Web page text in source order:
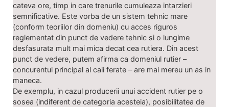
cateva ore, timp in care trenurile cumuleaza intarzieri
semnificative. Este vorba de un sistem tehnic mare
(conform teoriilor din domeniu) cu acces riguros
reglementat din punct de vedere tehnic si o lungime
desfasurata mult mai mica decat cea rutiera. Din acest
punct de vedere, putem afirma ca domeniul rutier –
concurentul principal al caii ferate – are mai mereu un as in
maneca.
De exemplu, in cazul producerii unui accident rutier pe o
sosea (indiferent de categoria acesteia), posibilitatea de